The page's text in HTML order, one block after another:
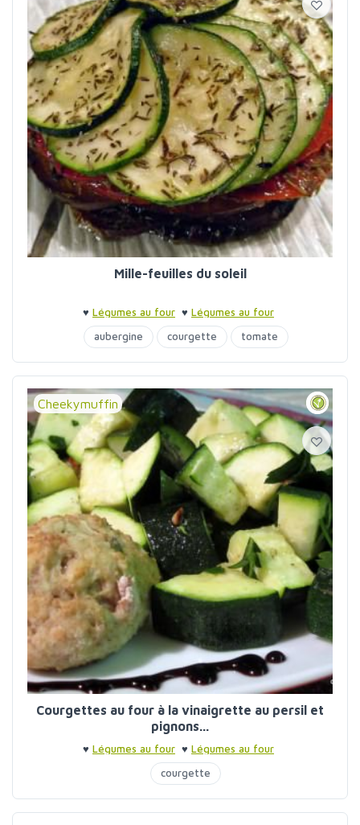
Mille-feuilles du soleil
♥ Légumes au four ♥ Légumes au four
aubergine
courgette tomate
Cheekymuffin
Courgettes au four à la vinaigrette au persil et
pignons...
♥ Légumes au four ♥ Légumes au four
courgette